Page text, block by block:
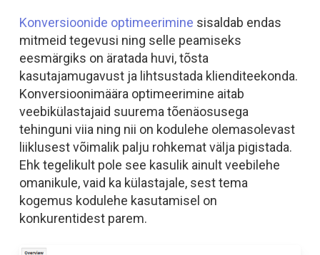
Konversioonide optimeerimine sisaldab endas
mitmeid tegevusi ning selle peamiseks
eesmärgiks on äratada huvi, tõsta
kasutajamugavust ja lihtsustada klienditeekonda.
Konversioonimäära optimeerimine aitab
veebikülastajaid suurema tõenäosusega
tehinguni viia ning nii on kodulehe olemasolevast
liiklusest võimalik palju rohkemat välja pigistada.
Ehk tegelikult pole see kasulik ainult veebilehe
omanikule, vaid ka külastajale, sest tema
kogemus kodulehe kasutamisel on
konkurentidest parem.